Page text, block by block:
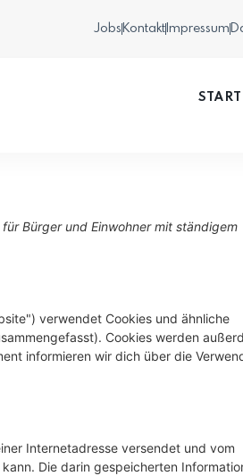
Jobs Kontakt Impressum
START
Bürger und Einwohner mit ständigem
verwendet Cookies und ähnliche
Cookies werden
informieren wir dich über die
Internetadresse versendet und vom
Die darin gespeicherten